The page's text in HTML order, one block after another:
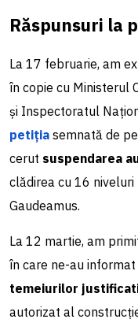
Răspunsuri la
La 17 februarie, am
în copie cu Ministerul
și Inspectoratul
petiția semnată de
cerut suspendarea
clădirea cu 16
Gaudeamus.
La 12 martie, am
în care ne-au informat
temeiurilor
autorizat al